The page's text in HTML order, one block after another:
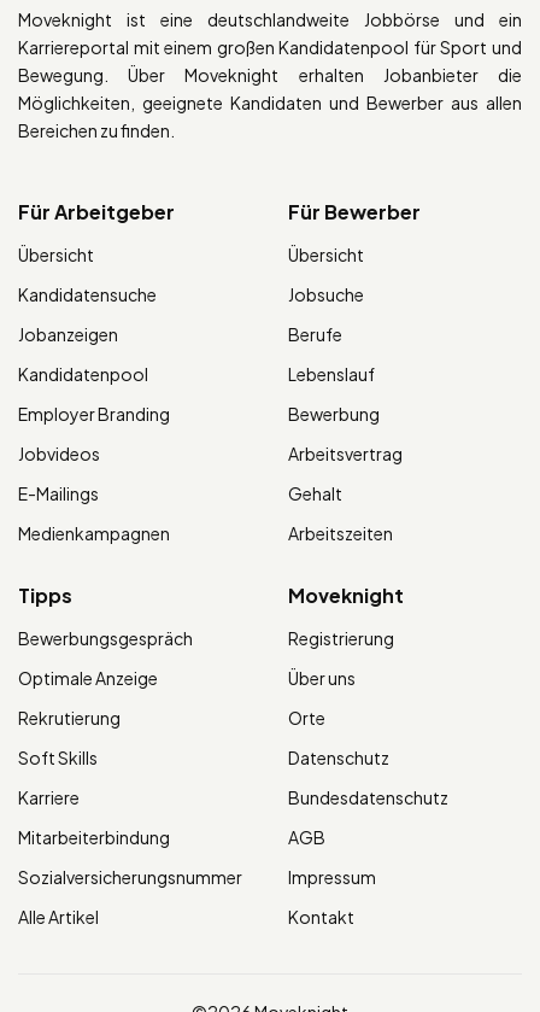
Moveknight ist eine deutschlandweite Jobbörse und ein
Karriereportal mit einem großen Kandidatenpool für Sport und
Bewegung. Über Moveknight erhalten Jobanbieter die
Möglichkeiten, geeignete Kandidaten und Bewerber aus allen
Bereichen zu finden.
Für Arbeitgeber
Übersicht
Kandidatensuche
Jobanzeigen
Kandidatenpool
Employer Branding
Jobvideos
E-Mailings
Medienkampagnen
Für Bewerber
Übersicht
Jobsuche
Berufe
Lebenslauf
Bewerbung
Arbeitsvertrag
Gehalt
Arbeitszeiten
Tipps
Bewerbungsgespräch
Optimale Anzeige
Rekrutierung
Soft Skills
Karriere
Mitarbeiterbindung
Sozialversicherungsnummer
Alle Artikel
Moveknight
Registrierung
Über uns
Orte
Datenschutz
Bundesdatenschutz
AGB
Impressum
Kontakt